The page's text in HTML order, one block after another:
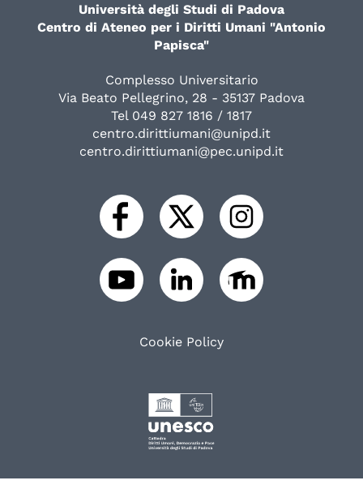
Università degli Studi di Padova
Centro di Ateneo per i Diritti Umani "Antonio
Papisca"
Complesso Universitario
Via Beato Pellegrino, 28 - 35137 Padova
Tel 049 827 1816 / 1817
centro.dirittiumani@unipd.it
centro.dirittiumani@pec.unipd.it
Cookie Policy